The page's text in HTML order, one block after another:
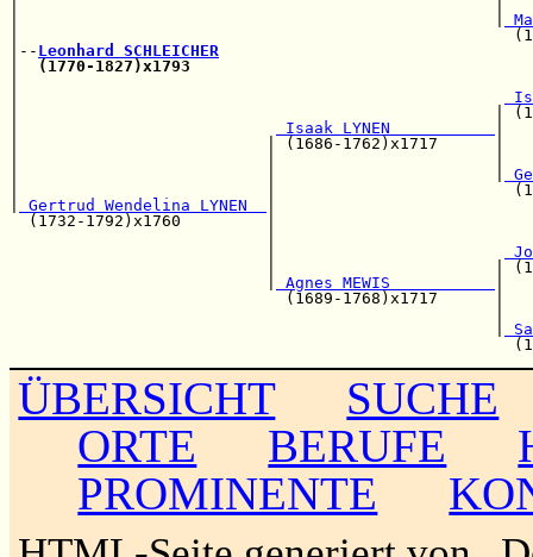
|
|-- Leonhard SCHLEICHER
(1770-1827)x1793
|                                                  |
Isaak LYNEN
|                          | (1686-
|                          |
Gertrud Wendelina LYNEN
(1732-1792)x1760
|
Agnes MEWIS
(1689-
ÜBERSICHT
SUCHE
ORTE
BERUFE
PROMINENTE